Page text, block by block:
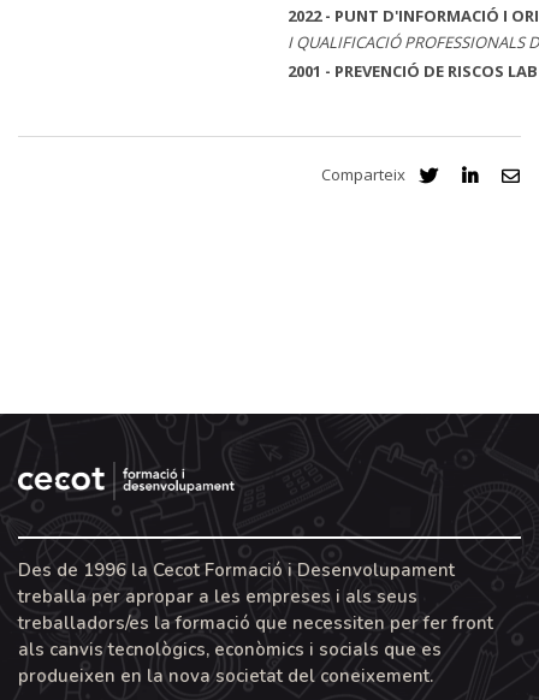
2022 - PUNT D'INFORMACIÓ I
I QUALIFICACIÓ PROFESSIONALS
2001 - PREVENCIÓ DE RISCOS
Comparteix
Des de 1996 la Cecot Formació i Desenvolupament
treballa per apropar a les empreses i als seus
treballadors/es la formació que necessiten per fer front
als canvis tecnològics, econòmics i socials que es
produeixen en la nova societat del coneixement.